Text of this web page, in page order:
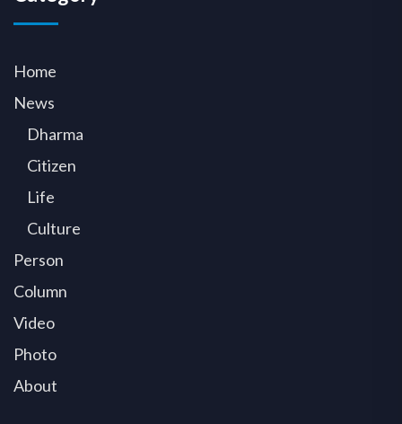
Home
News
Dharma
Citizen
Life
Culture
Person
Column
Video
Photo
About